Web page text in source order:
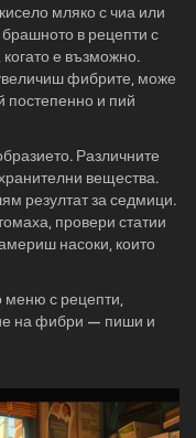
мляко с чиа или
в рецепти с
е възможно.
фибрите, може
постепенно и пий
Различните
вещества.
резултат за седмици.
провери статии
насоки, които
меню с рецепти,
на фибри — пиши и